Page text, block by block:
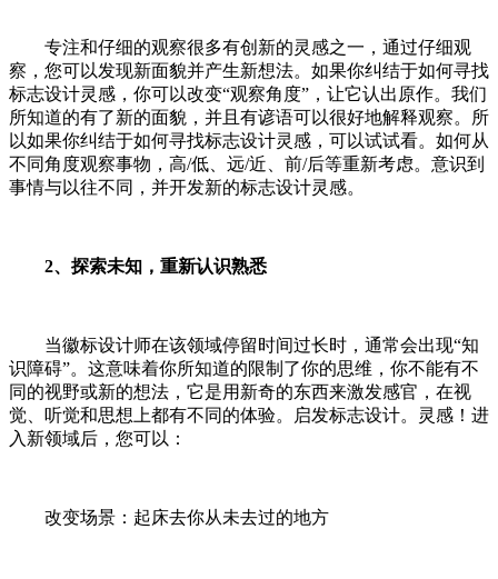
专注和仔细的观察很多有创新的灵感之一，通过仔细观
察，您可以发现新面貌并产生新想法。如果你纠结于如何寻找
标志设计灵感，你可以改变“观察角度”，让它认出原作。我们
所知道的有了新的面貌，并且有谚语可以很好地解释观察。所
以如果你纠结于如何寻找标志设计灵感，可以试试看。如何从
不同角度观察事物，高/低、远/近、前/后等重新考虑。意识到
事情与以往不同，并开发新的标志设计灵感。
2、探索未知，重新认识熟悉
当徽标设计师在该领域停留时间过长时，通常会出现“知
识障碍”。这意味着你所知道的限制了你的思维，你不能有不
同的视野或新的想法，它是用新奇的东西来激发感官，在视
觉、听觉和思想上都有不同的体验。启发标志设计。灵感！进
入新领域后，您可以：
改变场景：起床去你从未去过的地方